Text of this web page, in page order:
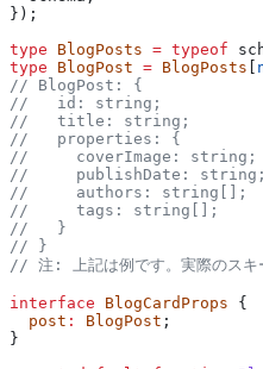
});
type BlogPosts = typeof
type BlogPost = BlogPosts
// BlogPost: {
//   id: string;
//   title: string;
//   properties: {
//     coverImage: string;
//     publishDate: string;
//     authors: string[];
//     tags: string[];
//   }
// }
// 注: 上記は例です。実際のスキ
interface BlogCardProps {
  post
: BlogPost ;
}